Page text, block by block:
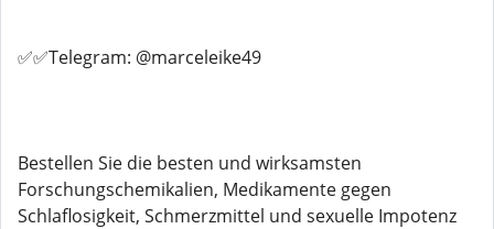
✅✅Telegram: @marceleike49
Bestellen Sie die besten und wirksamsten
Forschungschemikalien, Medikamente gegen
Schlaflosigkeit, Schmerzmittel und sexuelle Impotenz